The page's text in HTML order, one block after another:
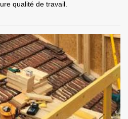
qualité de travail.